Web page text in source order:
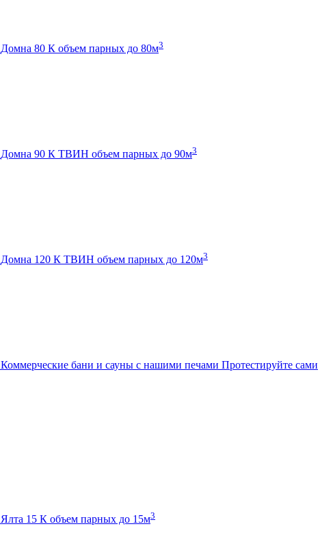
Домна 80 К объем парных до 80м3
Домна 90 К ТВИН объем парных до 90м3
Домна 120 К ТВИН объем парных до 120м3
Коммерческие бани и сауны с нашими печами Протестируйте сами
Ялта 15 К объем парных до 15м3